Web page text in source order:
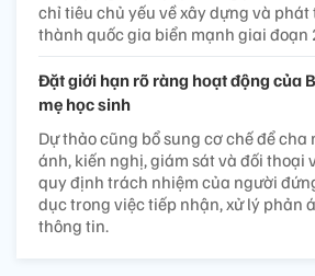
chỉ tiêu chủ yếu về xây dựng và
thành quốc gia biển mạnh giai đoạn
Đặt giới hạn rõ ràng hoạt động của
mẹ học sinh
Dự thảo cũng bổ sung cơ chế để cha
ánh, kiến nghị, giám sát và đối thoại
quy định trách nhiệm của người
dục trong việc tiếp nhận, xử lý phản
thông tin.